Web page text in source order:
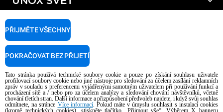
Čisticí prostředky pro ruční mytí
Úprava vody pryskyřičnými filtry
Úprava vody reverzní osmózou
Naše pobočky po celém světě
PODPORA
Najděte Servisní Střediska
Copyright 2026 UNOX S.p.A. Všechna práva vyhrazena. Reg. Imp. Padova n °
04230750285 - REA Padova 372835 - Cap. Soc. 5.000.000 € iv - P.IVA / CF
AI Content Disclaimer Privacy policy Cookie policy
Tato stránka používá technické soubory cookie a pouze po získání souhlasu uživatele
profilovací soubory cookie nebo jiné nástroje pro sledování za účelem zasílání reklamních
zpráv v souladu s preferencemi vyjádřenými samotným uživatelem při používání funkcí a
procházení sítě a / nebo pro za účelem analýzy a sledování chování návštěvníků, včetně
chování třetích stran. Další informace a přizpůsobení předvoleb najdete, i když svůj souhlas
odmítnete, na stránce Více informací. Pokud máte v úmyslu souhlasit s instalací cookies
(kromě technických cookies), stiskněte tlačítko „Přijmout vše“. Výběrem X banneru
PŘIJMĚTE VŠECHNY
POKRAČOVAT BEZ PŘIJETÍ